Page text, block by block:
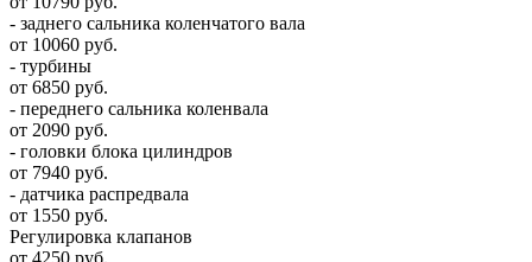
- заднего сальника коленчатого вала
от 10060 руб.
- турбины
от 6850 руб.
- переднего сальника коленвала
от 2090 руб.
- головки блока цилиндров
от 7940 руб.
- датчика распредвала
от 1550 руб.
Регулировка клапанов
от 4250 руб.